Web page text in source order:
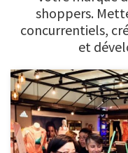
shoppers.
concurrentiels,
et